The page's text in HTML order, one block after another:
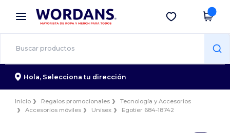
× App de Wordans
¡Mejores precios en app!
Descargar app
Hola, Selecciona tu dirección
Inicio Regalos promocionales
Tecnología y Accesorios
Accesorios móviles
Unisex Egotier 684-18742